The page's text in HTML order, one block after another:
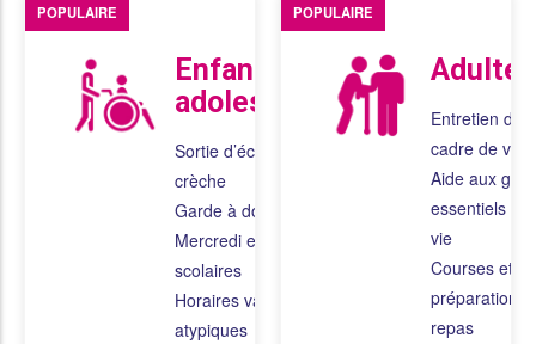
Enfants et
adolescents
Sortie d’école et
crèche
Garde à domicile
Mercredi et vacances
scolaires
Horaires variables et
atypiques
POPULAIRE
Adultes
Entretien du
cadre de vie
Aide aux
essentiels de
vie
Courses et
préparation
repas
POPULAIRE